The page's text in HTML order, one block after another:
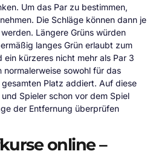
Um das Par zu bestimmen,
nehmen. Die Schläge können dann je
Längere Grüns würden
langes Grün erlaubt zum
ein kürzeres nicht mehr als Par 3
sowohl für das
Platz addiert. Auf diese
Spieler schon vor dem Spiel
der Entfernung überprüfen
online –